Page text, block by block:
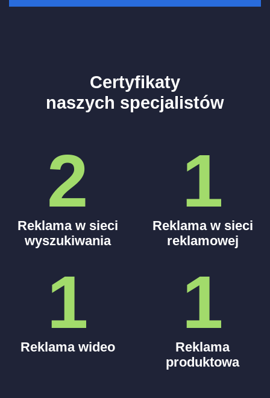
Certyfikaty
naszych specjalistów
2
Reklama w sieci
wyszukiwania
1
Reklama w sieci
reklamowej
1
Reklama wideo
1
Reklama
produktowa